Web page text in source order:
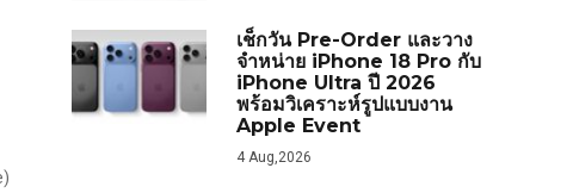
เช็กวัน Pre-Order และวาง
จำหน่าย iPhone 18 Pro กับ
iPhone Ultra ปี 2026
พร้อมวิเคราะห์รูปแบบงาน
Apple Event
4 Aug,2026